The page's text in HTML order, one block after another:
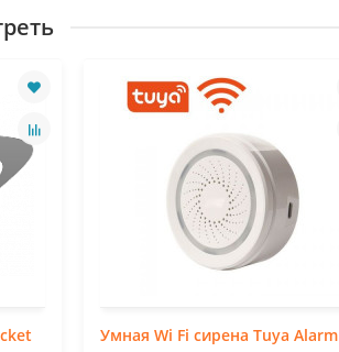
Умная Wi Fi сирена Tuya Alarm